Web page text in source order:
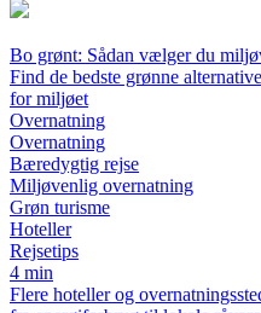
Bo grønt: Sådan vælger du
Find de bedste grønne
for miljøet
Overnatning
Overnatning
Bæredygtig rejse
Miljøvenlig overnatning
Grøn turisme
Hoteller
Rejsetips
4 min
Flere hoteller og